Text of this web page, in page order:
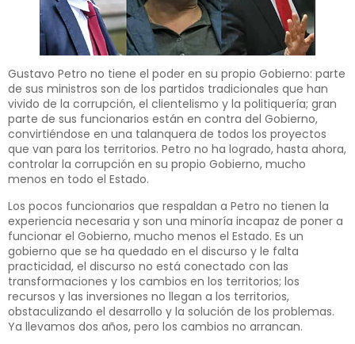
Gustavo Petro no tiene el poder en su propio Gobierno: parte
de sus ministros son de los partidos tradicionales que han
vivido de la corrupción, el clientelismo y la politiquería; gran
parte de sus funcionarios están en contra del Gobierno,
convirtiéndose en una talanquera de todos los proyectos
que van para los territorios. Petro no ha logrado, hasta ahora,
controlar la corrupción en su propio Gobierno, mucho
menos en todo el Estado.
Los pocos funcionarios que respaldan a Petro no tienen la
experiencia necesaria y son una minoría incapaz de poner a
funcionar el Gobierno, mucho menos el Estado. Es un
gobierno que se ha quedado en el discurso y le falta
practicidad, el discurso no está conectado con las
transformaciones y los cambios en los territorios; los
recursos y las inversiones no llegan a los territorios,
obstaculizando el desarrollo y la solución de los problemas.
Ya llevamos dos años, pero los cambios no arrancan.